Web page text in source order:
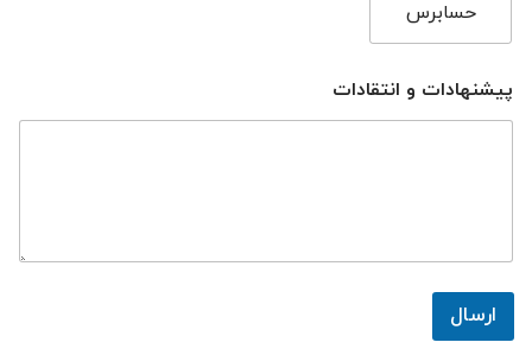
حسابرس
ظ
ر
پیشنهادات و انتقادات
ارسال